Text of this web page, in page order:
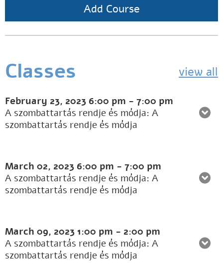
Add Course
Classes view all
February 23, 2023 6:00 pm - 7:00 pm
A szombattartás rendje és módja: A
szombattartás rendje és módja
March 02, 2023 6:00 pm - 7:00 pm
A szombattartás rendje és módja: A
szombattartás rendje és módja
March 09, 2023 1:00 pm - 2:00 pm
A szombattartás rendje és módja: A
szombattartás rendje és módja